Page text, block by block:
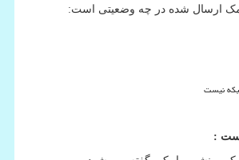
ارسال شده در چه وضعیتی است:
نیست
: